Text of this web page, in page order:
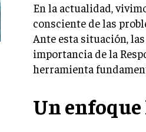
En la actualidad,
consciente de las
Ante esta situación,
importancia de la
herramienta
Un